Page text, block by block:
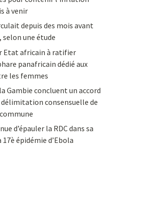
à venir
depuis des mois avant
selon une étude
Etat africain à ratifier
panafricain dédié aux
les femmes
Gambie concluent un accord
consensuelle de
d’épauler la RDC dans sa
épidémie d’Ebola